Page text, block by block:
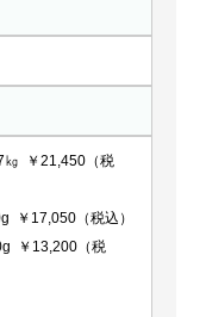
㎏ ￥21,450（税
￥17,050（税込）
￥13,200（税